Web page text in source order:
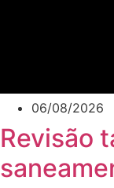
06/08/2026
Revisão